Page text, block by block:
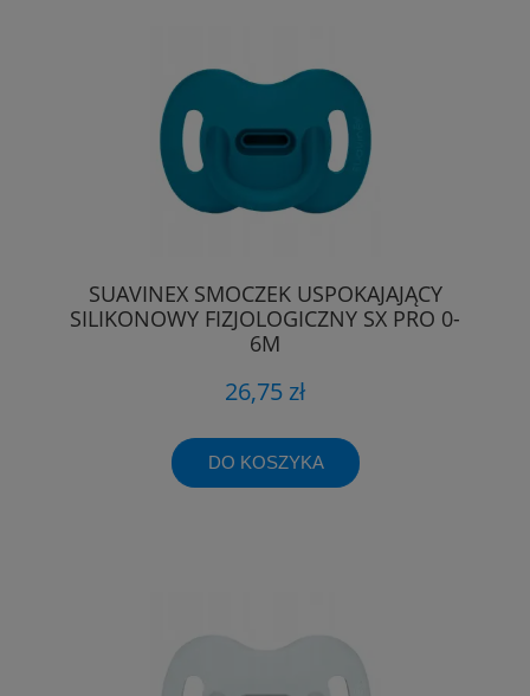
SUAVINEX SMOCZEK USPOKAJAJĄCY
SILIKONOWY FIZJOLOGICZNY SX PRO 0-
6M
26,75 zł
DO KOSZYKA